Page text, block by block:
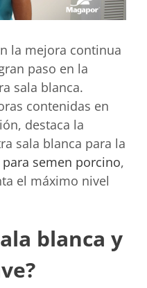
la mejora continua
paso en la
sala blanca.
contenidas en
destaca la
sala blanca para la
semen porcino,
el máximo nivel
blanca y